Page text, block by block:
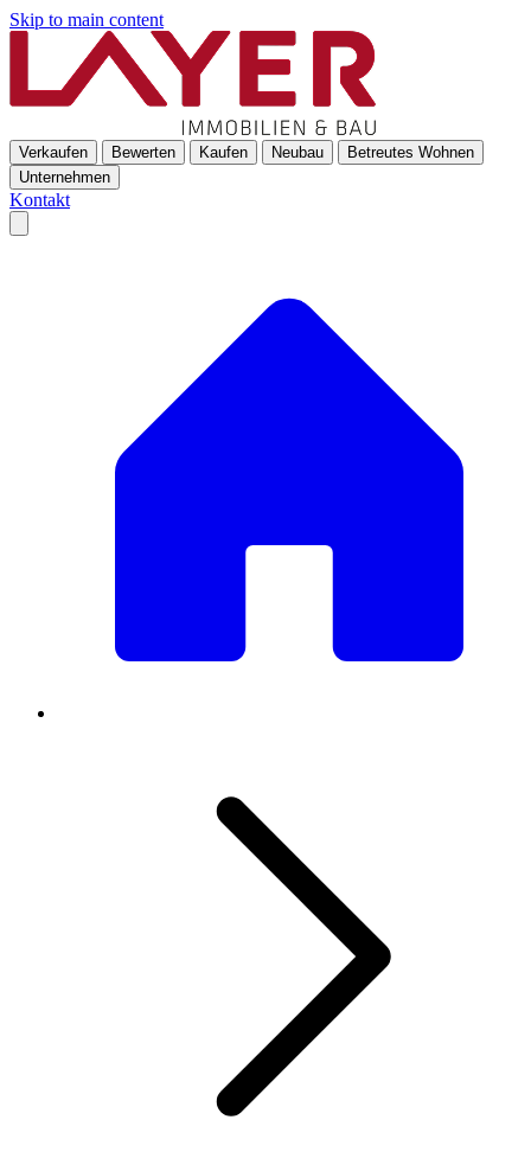
Skip to main content
Verkaufen Bewerten Kaufen Neubau
Betreutes Wohnen
Unternehmen
Kontakt